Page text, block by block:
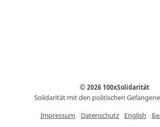
© 2026 100xSolidarität
Solidarität mit den politischen
Impressum
Datenschutz English